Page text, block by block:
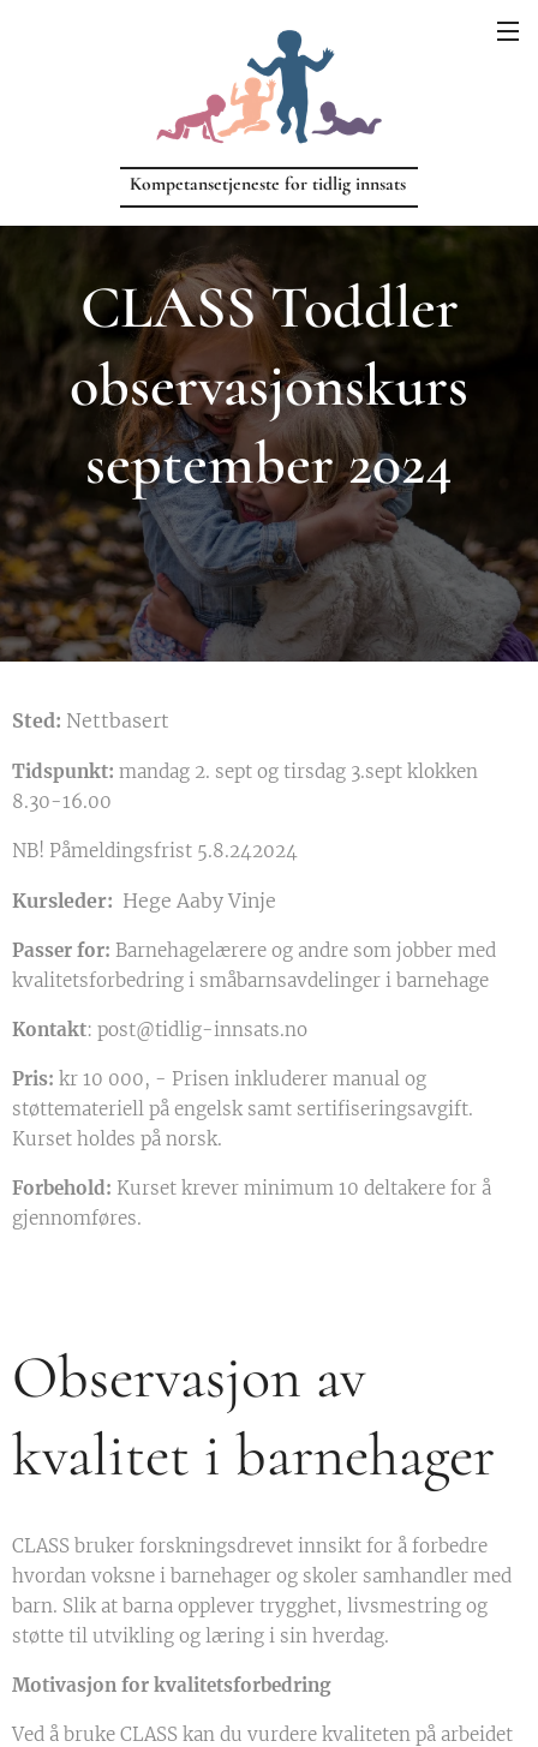
Kompetansetjeneste for tidlig innsats
CLASS Toddler
observasjonskurs
september 2024
Sted: Nettbasert
Tidspunkt: mandag 2. sept og tirsdag 3.sept klokken
8.30-16.00
NB! Påmeldingsfrist 5.8.242024
Kursleder: Hege Aaby Vinje
Passer for: Barnehagelærere og andre som jobber med
kvalitetsforbedring i småbarnsavdelinger i barnehage
Kontakt: post@tidlig-innsats.no
Pris: kr 10 000, - Prisen inkluderer manual og
støttemateriell på engelsk samt sertifiseringsavgift.
Kurset holdes på norsk.
Forbehold: Kurset krever minimum 10 deltakere for å
gjennomføres.
Observasjon av
kvalitet i barnehager
CLASS bruker forskningsdrevet innsikt for å forbedre
hvordan voksne i barnehager og skoler samhandler med
barn. Slik at barna opplever trygghet, livsmestring og
støtte til utvikling og læring i sin hverdag.
Motivasjon for kvalitetsforbedring
Ved å bruke CLASS kan du vurdere kvaliteten på arbeidet